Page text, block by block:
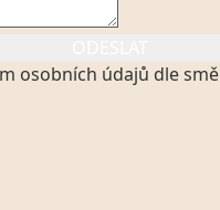
osobních údajů dle
odkaz, v souladu se
se zpracováním